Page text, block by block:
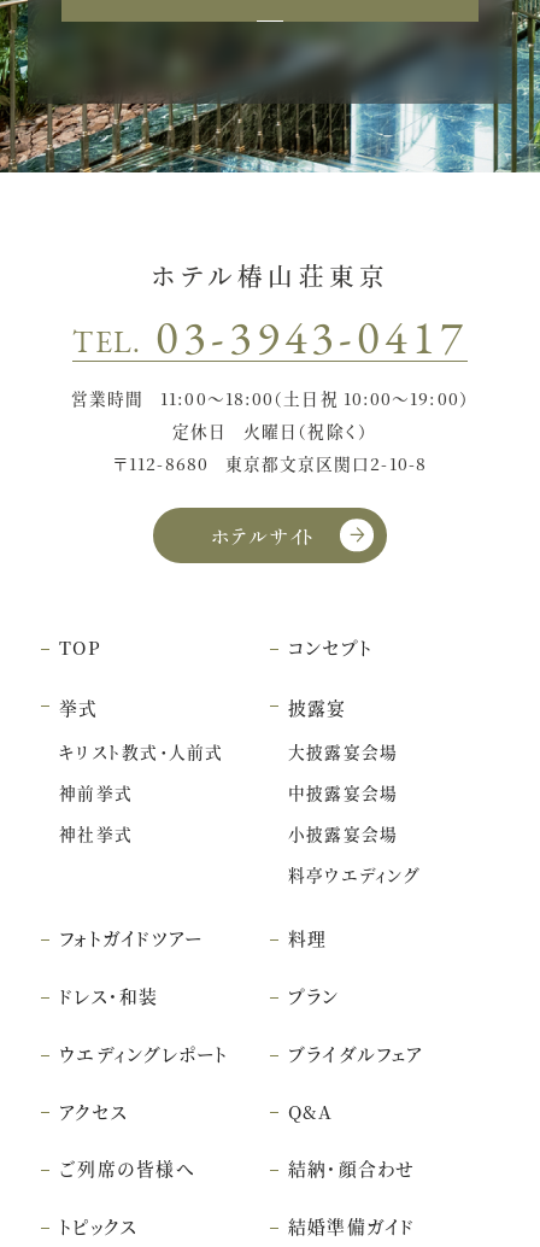
ホテル椿山荘東京
TEL. 03-3943-0417
営業時間
11:00〜18:00（土日祝 10:00〜19:00）
定休日
火曜日（祝除く）
〒112-8680
東京都文京区関口2-10-8
ホテルサイト
TOP コンセプト
挙式
キリスト教式・人前式
神前挙式
神社挙式
披露宴
大披露宴会場
中披露宴会場
小披露宴会場
料亭ウエディング
フォトガイドツアー 料理
ドレス・和装 プラン
ウエディングレポート ブライダルフェア
アクセス Q&A
ご列席の皆様へ 結納・顔合わせ
トピックス 結婚準備ガイド